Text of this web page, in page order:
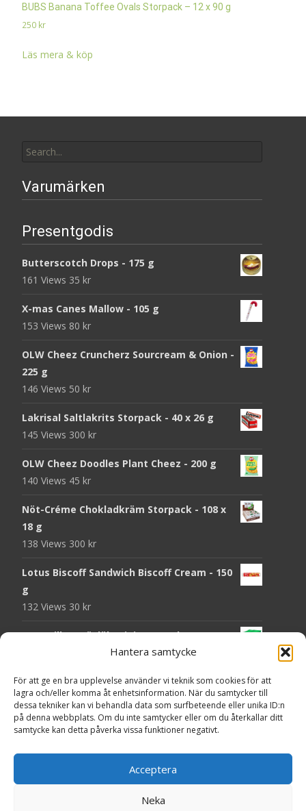
Hantera samtycke
För att ge en bra upplevelse använder vi teknik som cookies för att
lagra och/eller komma åt enhetsinformation. När du samtycker till
dessa tekniker kan vi behandla data som surfbeteende eller unika ID:n
på denna webbplats. Om du inte samtycker eller om du återkallar ditt
samtycke kan detta påverka vissa funktioner negativt.
Acceptera
Neka
BUBS Banana Toffee Ovals Storpack – 12 x 90 g
250 kr
Läs mera & köp
for:
Varumärken
Presentgodis
Butterscotch Drops - 175 g
161 Views 35 kr
X-mas Canes Mallow - 105 g
153 Views 80 kr
OLW Cheez Cruncherz Sourcream & Onion -
225 g
146 Views 50 kr
Lakrisal Saltlakrits Storpack - 40 x 26 g
145 Views 300 kr
OLW Cheez Doodles Plant Cheez - 200 g
140 Views 45 kr
Nöt-Créme Chokladkräm Storpack - 108 x
18 g
138 Views 300 kr
Lotus Biscoff Sandwich Biscoff Cream - 150
g
132 Views 30 kr
OLW Dill & Gräslök Mini Storpack - 20 x 40 g
Pringles Hot Kickin' Sour Cream Chips - 160
g
127 Views50kr